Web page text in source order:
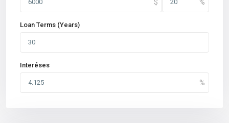
Loan Terms (Years)
Interéses